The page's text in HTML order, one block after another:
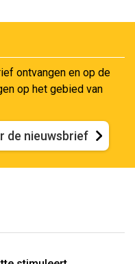
ontvangen en op de
op het gebied van
de nieuwsbrief